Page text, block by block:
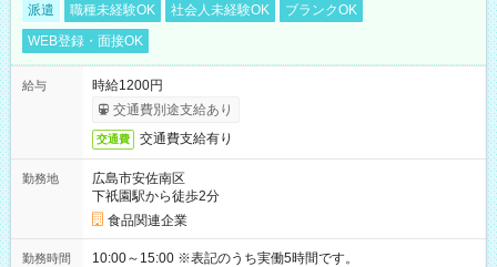
派遣 職種未経験OK 社会人未経験OK
ブランクOK
WEB登録・面接OK
給与
時給1200円
交通費別途支給あり
交通費 交通費支給有り
勤務地
広島市安佐南区
下祇園駅から徒歩2分
食品関連企業
勤務時間 10:00～15:00 ※表記のうち実働5時間です。